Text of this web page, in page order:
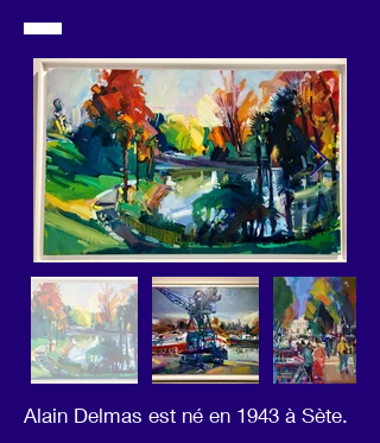
Alain Delmas est né en 1943 à Sète.